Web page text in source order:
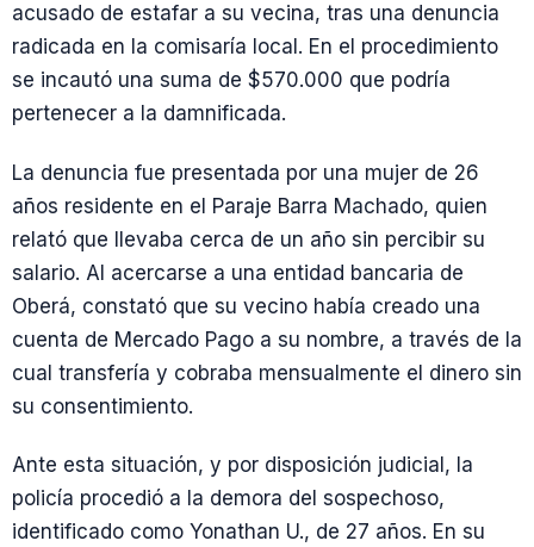
acusado de estafar a su vecina, tras una denuncia
radicada en la comisaría local. En el procedimiento
se incautó una suma de $570.000 que podría
pertenecer a la damnificada.
La denuncia fue presentada por una mujer de 26
años residente en el Paraje Barra Machado, quien
relató que llevaba cerca de un año sin percibir su
salario. Al acercarse a una entidad bancaria de
Oberá, constató que su vecino había creado una
cuenta de Mercado Pago a su nombre, a través de la
cual transfería y cobraba mensualmente el dinero sin
su consentimiento.
Ante esta situación, y por disposición judicial, la
policía procedió a la demora del sospechoso,
identificado como Yonathan U., de 27 años. En su